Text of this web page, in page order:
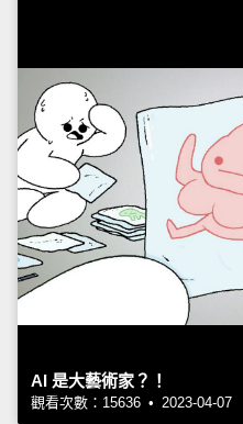
AI 是大藝術家？！
觀看次數：15636 • 2023-04-07